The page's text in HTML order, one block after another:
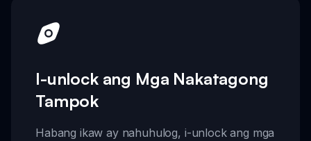
I-unlock ang Mga Nakatagong
Tampok
Habang ikaw ay nahuhulog, i-unlock ang mga